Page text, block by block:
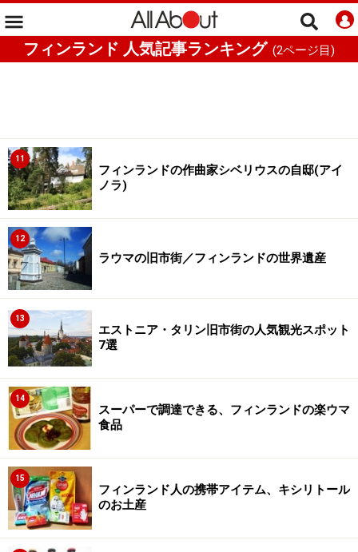
フィンランド 人気記事ランキング (2ページ目)
11
フィンランドの作曲家シベリウスの自邸(アイ
ノラ)
12
ラウマの旧市街／フィンランドの世界遺産
13
エストニア・タリン旧市街の人気観光スポット
7選
14
スーパーで調達できる、フィンランドの楽ウマ
食品
15
フィンランド人の携帯アイテム、キシリトール
のお土産